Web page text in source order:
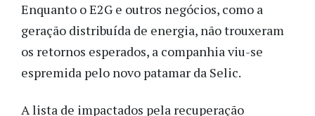
Enquanto o E2G e outros negócios, como a
geração distribuída de energia, não trouxeram
os retornos esperados, a companhia viu-se
espremida pelo novo patamar da Selic.
A lista de impactados pela recuperação